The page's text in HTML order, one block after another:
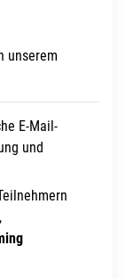
unserem
E-Mail-
und